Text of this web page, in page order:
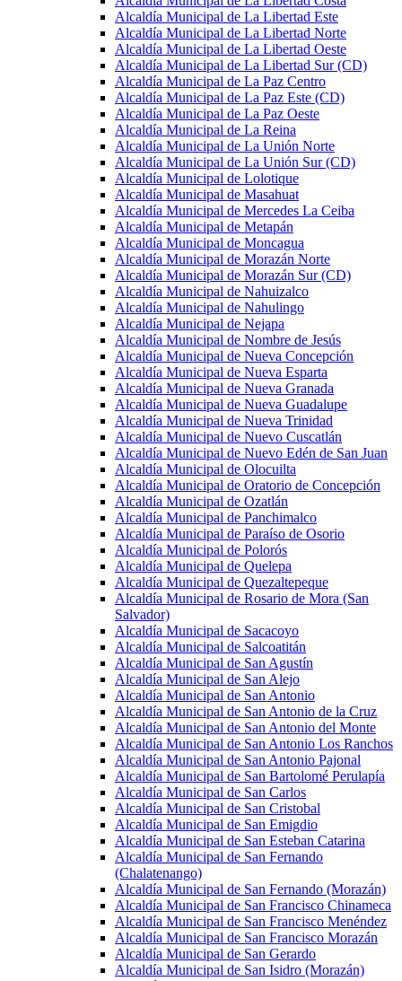
Alcaldía Municipal de La Libertad Este
Alcaldía Municipal de La Libertad Norte
Alcaldía Municipal de La Libertad Oeste
Alcaldía Municipal de La Libertad Sur (CD)
Alcaldía Municipal de La Paz Centro
Alcaldía Municipal de La Paz Este (CD)
Alcaldía Municipal de La Paz Oeste
Alcaldía Municipal de La Reina
Alcaldía Municipal de La Unión Norte
Alcaldía Municipal de La Unión Sur (CD)
Alcaldía Municipal de Lolotique
Alcaldía Municipal de Masahuat
Alcaldía Municipal de Mercedes La Ceiba
Alcaldía Municipal de Metapán
Alcaldía Municipal de Moncagua
Alcaldía Municipal de Morazán Norte
Alcaldía Municipal de Morazán Sur (CD)
Alcaldía Municipal de Nahuizalco
Alcaldía Municipal de Nahulingo
Alcaldía Municipal de Nejapa
Alcaldía Municipal de Nombre de Jesús
Alcaldía Municipal de Nueva Concepción
Alcaldía Municipal de Nueva Esparta
Alcaldía Municipal de Nueva Granada
Alcaldía Municipal de Nueva Guadalupe
Alcaldía Municipal de Nueva Trinidad
Alcaldía Municipal de Nuevo Cuscatlán
Alcaldía Municipal de Nuevo Edén de San Juan
Alcaldía Municipal de Olocuilta
Alcaldía Municipal de Oratorio de Concepción
Alcaldía Municipal de Ozatlán
Alcaldía Municipal de Panchimalco
Alcaldía Municipal de Paraíso de Osorio
Alcaldía Municipal de Polorós
Alcaldía Municipal de Quelepa
Alcaldía Municipal de Quezaltepeque
Alcaldía Municipal de Rosario de Mora (San
Salvador)
Alcaldía Municipal de Sacacoyo
Alcaldía Municipal de Salcoatitán
Alcaldía Municipal de San Agustín
Alcaldía Municipal de San Alejo
Alcaldía Municipal de San Antonio
Alcaldía Municipal de San Antonio de la Cruz
Alcaldía Municipal de San Antonio del Monte
Alcaldía Municipal de San Antonio Los Ranchos
Alcaldía Municipal de San Antonio Pajonal
Alcaldía Municipal de San Bartolomé Perulapía
Alcaldía Municipal de San Carlos
Alcaldía Municipal de San Cristobal
Alcaldía Municipal de San Emigdio
Alcaldía Municipal de San Esteban Catarina
Alcaldía Municipal de San Fernando
(Chalatenango)
Alcaldía Municipal de San Fernando (Morazán)
Alcaldía Municipal de San Francisco Chinameca
Alcaldía Municipal de San Francisco Menéndez
Alcaldía Municipal de San Francisco Morazán
Alcaldía Municipal de San Gerardo
Alcaldía Municipal de San Isidro (Morazán)